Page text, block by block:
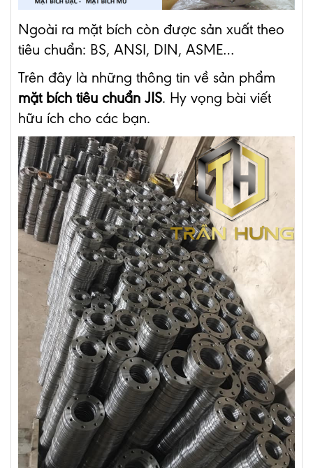
Ngoài ra mặt bích còn được sản xuất theo
tiêu chuẩn: BS, ANSI, DIN, ASME…
Trên đây là những thông tin về sản phẩm
mặt bích tiêu chuẩn JIS. Hy vọng bài viết
hữu ích cho các bạn.